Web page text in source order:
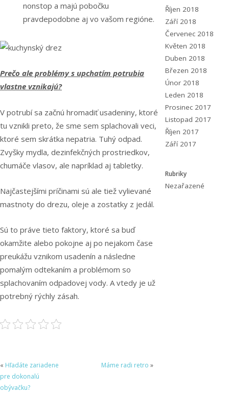
nonstop a majú pobočku
pravdepodobne aj vo vašom regióne.
Prečo ale problémy s upchatím potrubia
vlastne vznikajú?
V potrubí sa začnú hromadiť usadeniny, ktoré
tu vznikli preto, že sme sem splachovali veci,
ktoré sem skrátka nepatria. Tuhý odpad.
Zvyšky mydla, dezinfekčných prostriedkov,
chumáče vlasov, ale napríklad aj tabletky.
Najčastejšími príčinami sú ale tiež vylievané
mastnoty do drezu, oleje a zostatky z jedál.
Sú to práve tieto faktory, ktoré sa buď
okamžite alebo pokojne aj po nejakom čase
preukážu vznikom usadenín a následne
pomalým odtekaním a problémom so
splachovaním odpadovej vody. A vtedy je už
potrebný rýchly zásah.
« Hľadáte zariadene
pre dokonalú
obývačku?
Máme radi retro »
Říjen 2018
Září 2018
Červenec 2018
Květen 2018
Duben 2018
Březen 2018
Únor 2018
Leden 2018
Prosinec 2017
Listopad 2017
Říjen 2017
Září 2017
Rubriky
Nezařazené